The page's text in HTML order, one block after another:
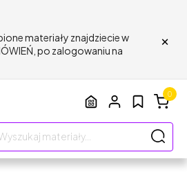
materiały znajdziecie w
po zalogowaniu na
×
0